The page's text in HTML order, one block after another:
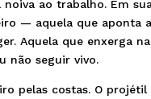
ao trabalho. Em
— aquela que aponta
Aquela que enxerga
não seguir vivo.
pelas costas. O projétil